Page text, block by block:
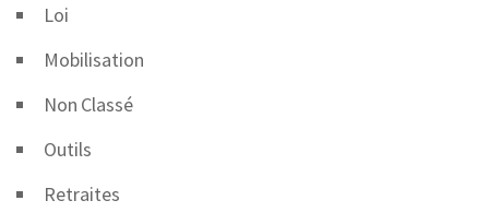
Loi
Mobilisation
Non Classé
Outils
Retraites